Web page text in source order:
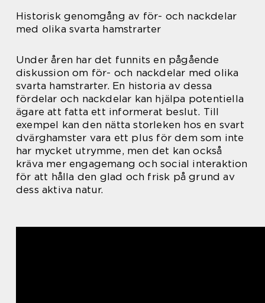
Historisk genomgång av för- och nackdelar
med olika svarta hamstrarter
Under åren har det funnits en pågående
diskussion om för- och nackdelar med olika
svarta hamstrarter. En historia av dessa
fördelar och nackdelar kan hjälpa potentiella
ägare att fatta ett informerat beslut. Till
exempel kan den nätta storleken hos en svart
dvärghamster vara ett plus för dem som inte
har mycket utrymme, men det kan också
kräva mer engagemang och social interaktion
för att hålla den glad och frisk på grund av
dess aktiva natur.